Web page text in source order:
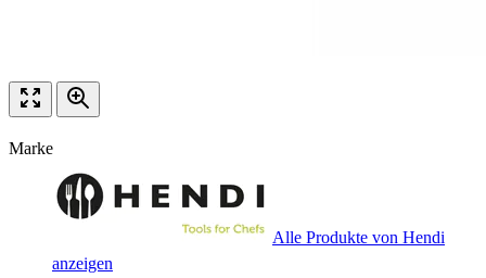
Marke
Alle Produkte von Hendi
anzeigen